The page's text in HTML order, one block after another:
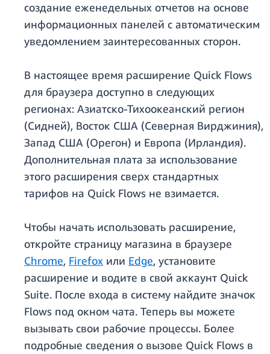
создание еженедельных отчетов на основе
информационных панелей с автоматическим
уведомлением заинтересованных сторон.
В настоящее время расширение Quick Flows
для браузера доступно в следующих
регионах: Азиатско-Тихоокеанский регион
(Сидней), Восток США (Северная Вирджиния),
Запад США (Орегон) и Европа (Ирландия).
Дополнительная плата за использование
этого расширения сверх стандартных
тарифов на Quick Flows не взимается.
Чтобы начать использовать расширение,
откройте страницу магазина в браузере
Chrome, Firefox или Edge, установите
расширение и водите в свой аккаунт Quick
Suite. После входа в систему найдите значок
Flows под окном чата. Теперь вы можете
вызывать свои рабочие процессы. Более
подробные сведения о вызове Quick Flows в